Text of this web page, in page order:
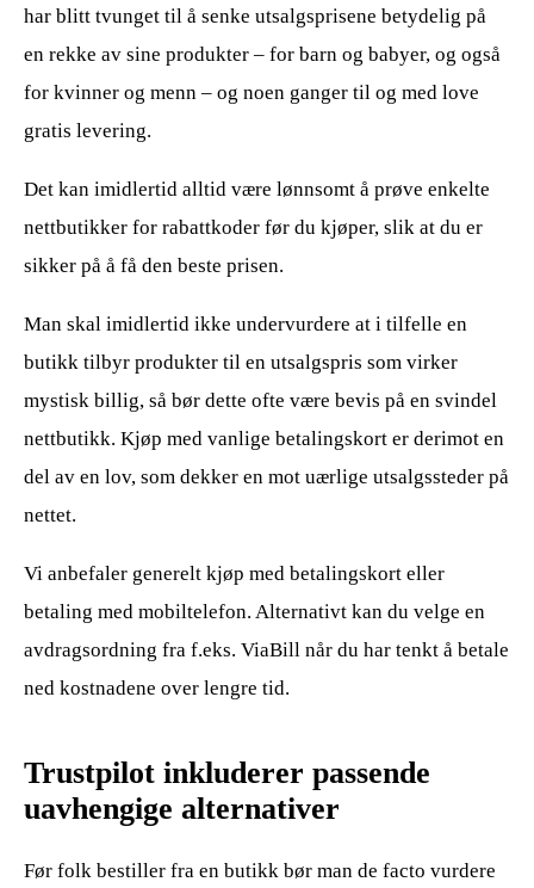
har blitt tvunget til å senke utsalgsprisene betydelig på
en rekke av sine produkter – for barn og babyer, og også
for kvinner og menn – og noen ganger til og med love
gratis levering.
Det kan imidlertid alltid være lønnsomt å prøve enkelte
nettbutikker for rabattkoder før du kjøper, slik at du er
sikker på å få den beste prisen.
Man skal imidlertid ikke undervurdere at i tilfelle en
butikk tilbyr produkter til en utsalgspris som virker
mystisk billig, så bør dette ofte være bevis på en svindel
nettbutikk. Kjøp med vanlige betalingskort er derimot en
del av en lov, som dekker en mot uærlige utsalgssteder på
nettet.
Vi anbefaler generelt kjøp med betalingskort eller
betaling med mobiltelefon. Alternativt kan du velge en
avdragsordning fra f.eks. ViaBill når du har tenkt å betale
ned kostnadene over lengre tid.
Trustpilot inkluderer passende
uavhengige alternativer
Før folk bestiller fra en butikk bør man de facto vurdere